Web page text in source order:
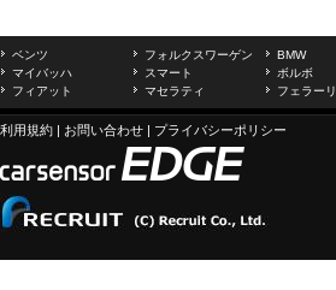
ベンツ フォルクスワーゲン BMW
マイバッハ
スマート ボルボ
フィアット
マセラティ フェラーリ
利用規約 | お問い合わせ | プライバシーポリシー